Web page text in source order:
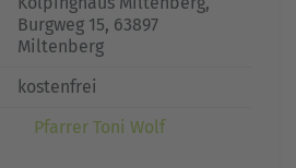
Burgweg 15, 63897
Miltenberg
kostenfrei
Pfarrer Toni Wolf